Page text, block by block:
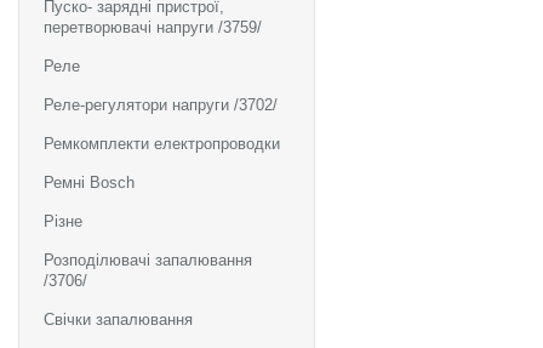
Пуско- зарядні пристрої,
перетворювачі напруги /3759/
Реле
Реле-регулятори напруги /3702/
Ремкомплекти електропроводки
Ремні Bosch
Різне
Розподілювачі запалювання
/3706/
Свічки запалювання